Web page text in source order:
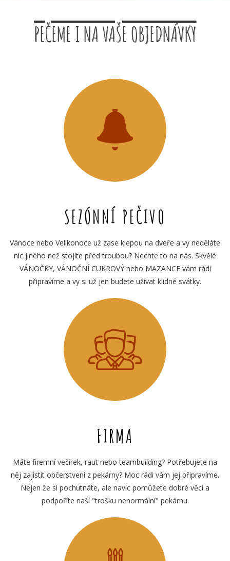
PEČEME I NA VAŠE OBJEDNÁVKY
SEZÓNNÍ PEČIVO
Vánoce nebo Velikonoce už zase klepou na dveře a vy neděláte
nic jiného než stojíte před troubou? Nechte to na nás. Skvělé
VÁNOČKY, VÁNOČNÍ CUKROVÝ nebo MAZANCE vám rádi
připravíme a vy si už jen budete užívat klidné svátky.
FIRMA
Máte firemní večírek, raut nebo teambuilding? Potřebujete na
něj zajistit občerstvení z pekárny? Moc rádi vám jej připravíme.
Nejen že si pochutnáte, ale navíc pomůžete dobré věci a
podpoříte naší "trošku nenormální" pekárnu.